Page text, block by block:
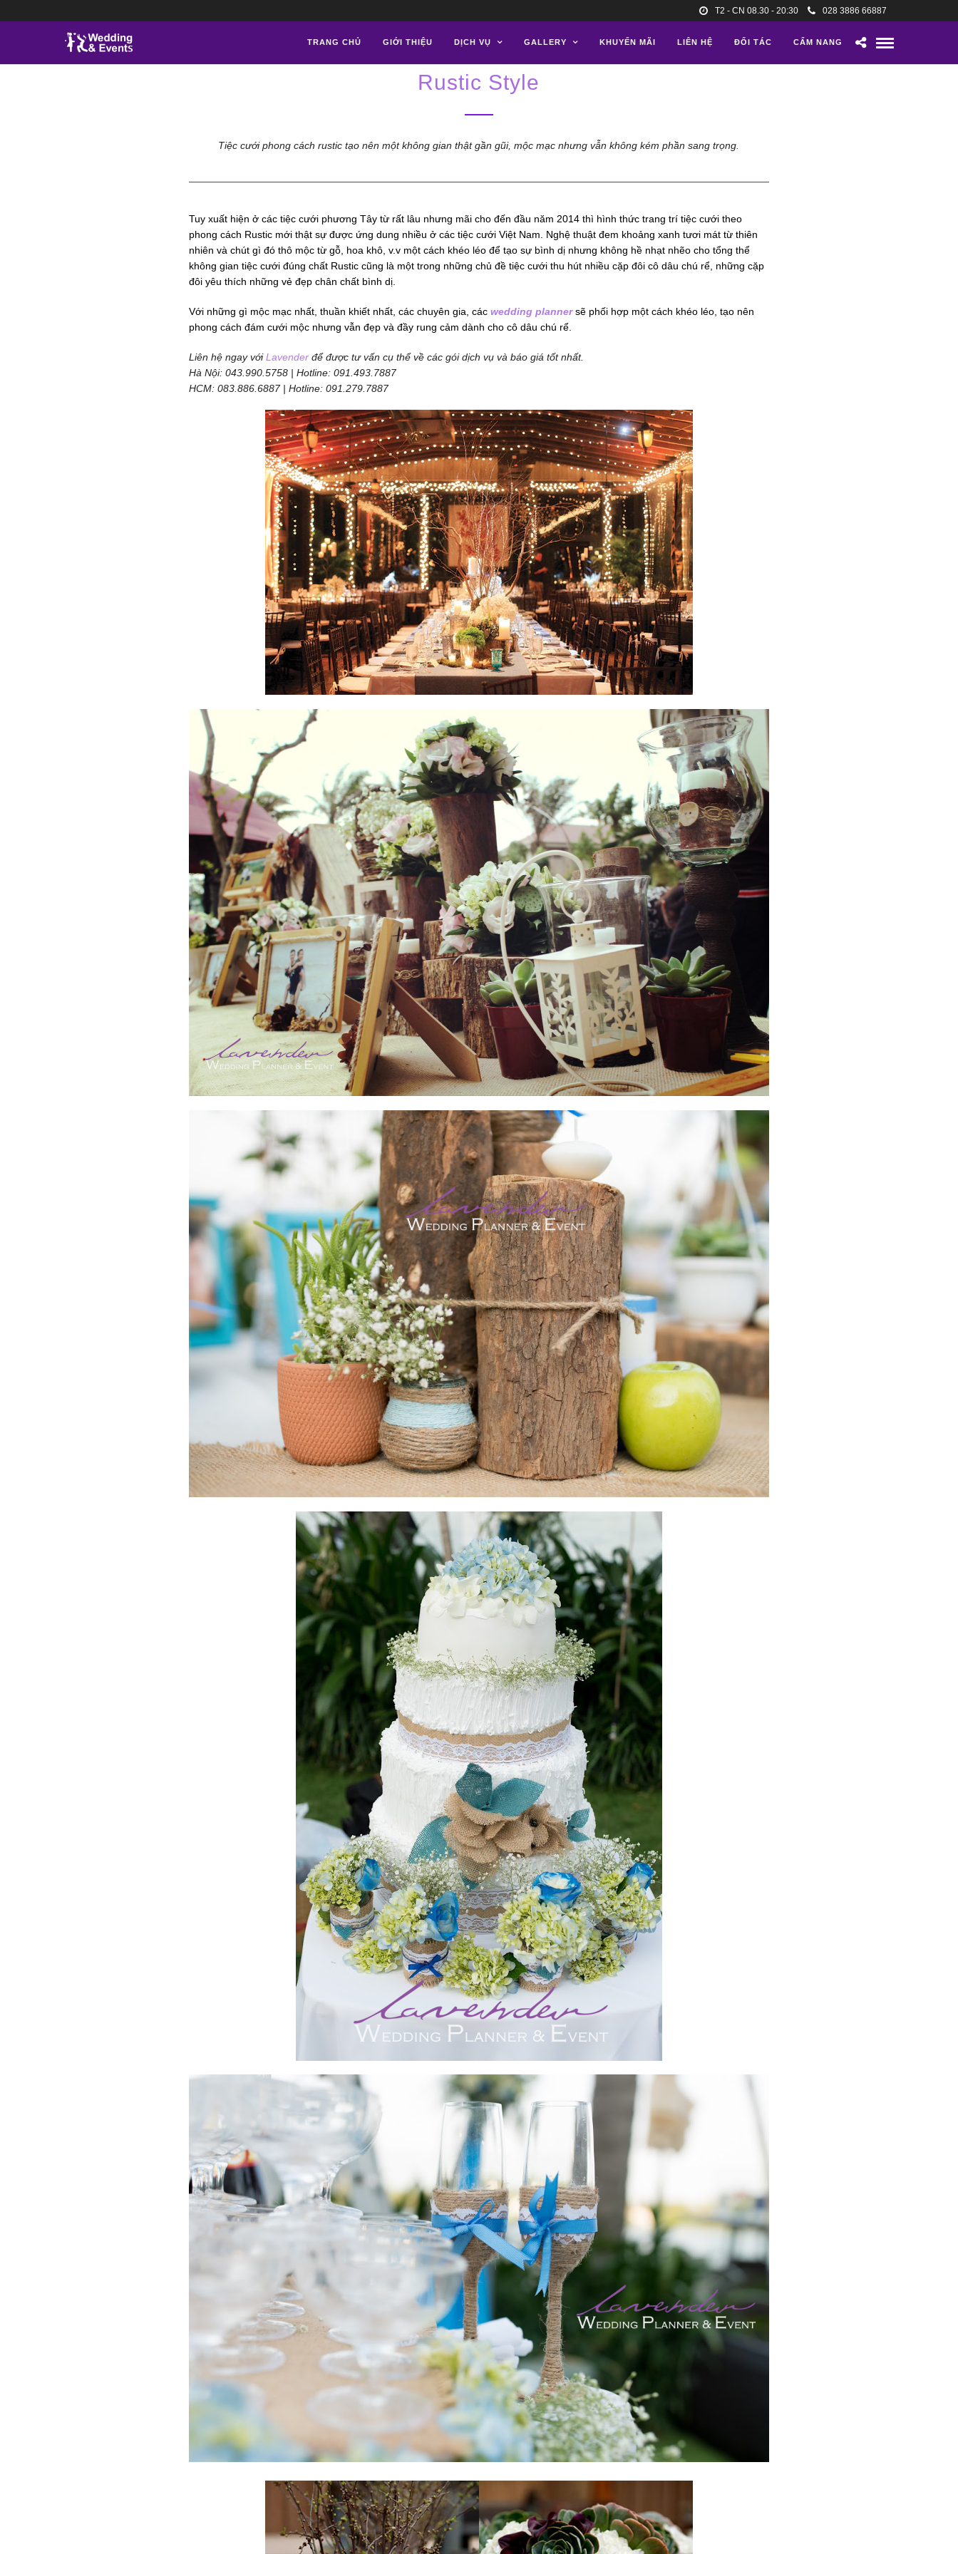
T2 - CN 08.30 - 20:30 028 3886 66887
TRANG CHỦ GIỚI THIỆU DỊCH VỤ GALLERY KHUYẾN MÃI LIÊN HỆ ĐỐI TÁC
CẨM NANG
Rustic Style
Tiệc cưới phong cách rustic tạo nên một không gian thật gần gũi, mộc mạc nhưng vẫn không kém phần sang trọng.
Tuy xuất hiện ở các tiệc cưới phương Tây từ rất lâu nhưng mãi cho đến đầu năm 2014 thì hình thức trang trí tiệc cưới theo
phong cách Rusticmới thật sự được ứng dung nhiều ở các tiệc cưới Việt Nam. Nghệ thuật đem khoảng xanh tươi mát từ thiên
nhiên và chút gì đó thô mộc từ gỗ, hoa khô, v.v một cách khéo léo để tạo sự bình dị nhưng không hề nhạt nhẽo cho tổng thể
không gian tiệc cưới đúng chất Rustic cũng là một trong những chủ đề tiệc cưới thu hút nhiều cặp đôi cô dâu chú rể, những cặp
đôi yêu thích những vẻ đẹp chân chất bình dị.
Với những gì mộc mạc nhất, thuần khiết nhất, các chuyên gia, các wedding planner sẽ phối hợp một cách khéo léo, tạo nên
phong cách đám cưới mộc nhưng vẫn đẹp và đầy rung cảm dành cho cô dâu chú rể.
Liên hệ ngay vớiLavenderđể được tư vấn cụ thể về các gói dịch vụ và báo giá tốt nhất.
Hà Nội: 043.990.5758 | Hotline: 091.493.7887
HCM: 083.886.6887 | Hotline: 091.279.7887